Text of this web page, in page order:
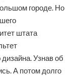
городе. Но
штата
Узнав об
А потом долго